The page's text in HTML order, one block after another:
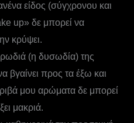
είδος (σύγχρονου και
up» δε μπορεί να
κρύψει.
(η δυσωδία) της
βγαίνει προς τα έξω και
μου αρώματα δε μπορεί
μακριά.